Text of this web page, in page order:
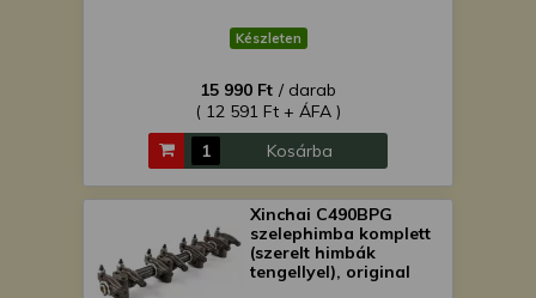
Készleten
15 990 Ft / darab
( 12 591 Ft + ÁFA )
Kosárba
Xinchai C490BPG
szelephimba komplett
(szerelt himbák
tengellyel), original